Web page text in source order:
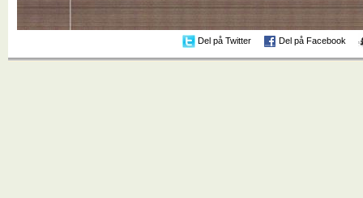
Del på Twitter Del på Facebook